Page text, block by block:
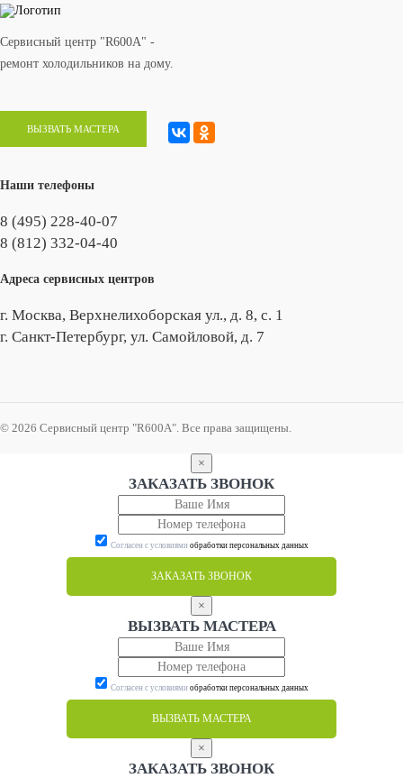
Сервисный центр "R600A" -
ремонт холодильников на дому.
ВЫЗВАТЬ МАСТЕРА
Наши телефоны
8 (495) 228-40-07
8 (812) 332-04-40
Адреса сервисных центров
г. Москва, Верхнелихоборская ул., д. 8, с. 1
г. Санкт-Петербург, ул. Самойловой, д. 7
© 2026 Сервисный центр "R600A". Все права защищены.
×
ЗАКАЗАТЬ ЗВОНОК
Согласен с условиями обработки персональных данных
ЗАКАЗАТЬ ЗВОНОК
×
ВЫЗВАТЬ МАСТЕРА
Согласен с условиями обработки персональных данных
ВЫЗВАТЬ МАСТЕРА
×
ЗАКАЗАТЬ ЗВОНОК